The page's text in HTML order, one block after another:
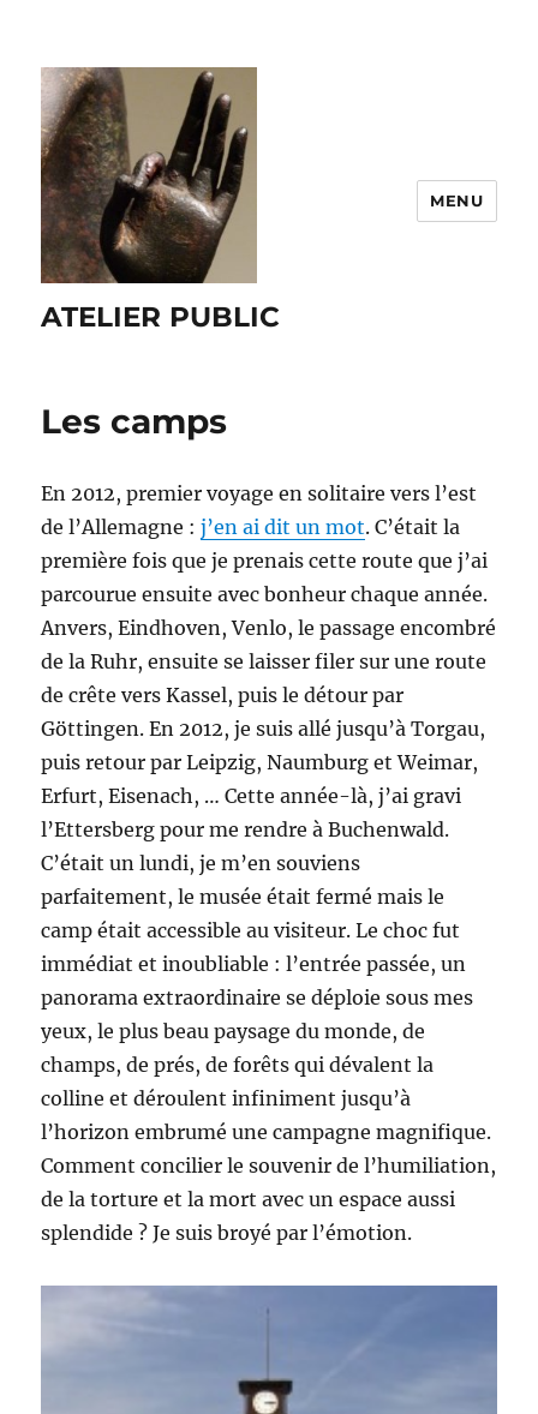
ATELIER PUBLIC
MENU
Les camps
En 2012, premier voyage en solitaire vers l’est
de l’Allemagne :j’en ai dit un mot. C’était la
première fois que je prenais cette route que j’ai
parcourue ensuite avec bonheur chaque année.
Anvers, Eindhoven, Venlo, le passage encombré
de la Ruhr, ensuite se laisser filer sur une route
de crête vers Kassel, puis le détour par
Göttingen. En 2012, je suis allé jusqu’à Torgau,
puis retour par Leipzig, Naumburg et Weimar,
Erfurt, Eisenach, … Cette année-là, j’ai gravi
l’Ettersberg pour me rendre à Buchenwald.
C’était un lundi, je m’en souviens
parfaitement, le musée était fermé mais le
camp était accessible au visiteur. Le choc fut
immédiat et inoubliable : l’entrée passée, un
panorama extraordinaire se déploie sous mes
yeux, le plus beau paysage du monde, de
champs, de prés, de forêts qui dévalent la
colline et déroulent infiniment jusqu’à
l’horizon embrumé une campagne magnifique.
Comment concilier le souvenir de l’humiliation,
de la torture et la mort avec un espace aussi
splendide ? Je suis broyé par l’émotion.